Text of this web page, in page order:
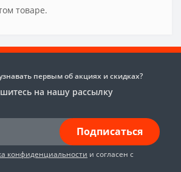
товаре.
первым об акциях и скидках?
на нашу рассылку
Подписаться
конфиденциальности и согласен с